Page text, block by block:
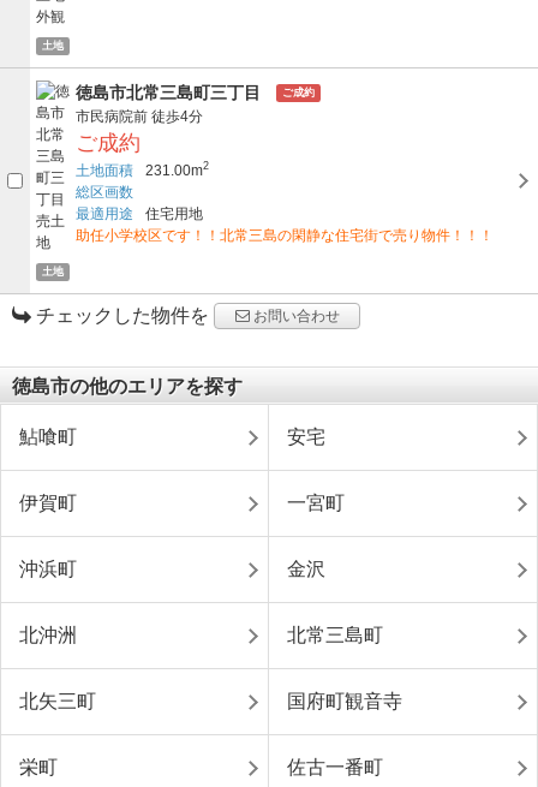
土地
土地
徳島市北常三島町三丁目 ご成約
市民病院前 徒歩4分
ご成約
土地面積 231.00m2
総区画数
最適用途
住宅用地
助任小学校区です！！北常三島の閑静な住宅街で売り物件！！！
チェックした物件を お問い合わせ
徳島市の他のエリアを探す
鮎喰町 安宅
伊賀町 一宮町
沖浜町 金沢
北沖洲 北常三島町
北矢三町 国府町観音寺
栄町 佐古一番町